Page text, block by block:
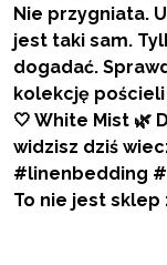
To nie jest